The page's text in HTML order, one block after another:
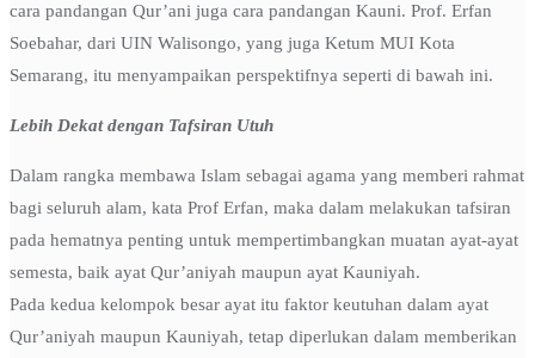
cara pandangan Qur’ani juga cara pandangan Kauni. Prof. Erfan
Soebahar, dari UIN Walisongo, yang juga Ketum MUI Kota
Semarang, itu menyampaikan perspektifnya seperti di bawah ini.
Lebih Dekat dengan Tafsiran Utuh
Dalam rangka membawa Islam sebagai agama yang memberi rahmat
bagi seluruh alam, kata Prof Erfan, maka dalam melakukan tafsiran
pada hematnya penting untuk mempertimbangkan muatan ayat-ayat
semesta, baik ayat Qur’aniyah maupun ayat Kauniyah.
Pada kedua kelompok besar ayat itu faktor keutuhan dalam ayat
Qur’aniyah maupun Kauniyah, tetap diperlukan dalam memberikan